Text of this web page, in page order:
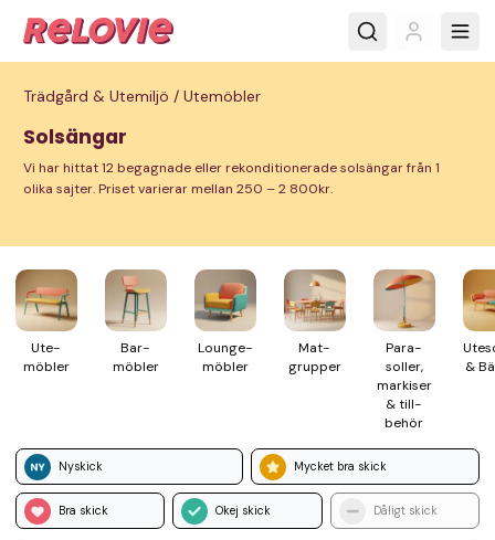
Trädgård & Utemiljö / Utemöbler
Solsängar
Vi har hittat 12 begagnade eller rekonditionerade solsängar från 1
olika sajter. Priset varierar mellan 250 – 2 800kr.
Ute­
möbler
Bar­
möbler
Lounge­
möbler
Mat­
grupper
Para­
soller,
markiser
& till­
behör
&
Nyskick Mycket bra skick
Bra skick Okej skick Dåligt skick